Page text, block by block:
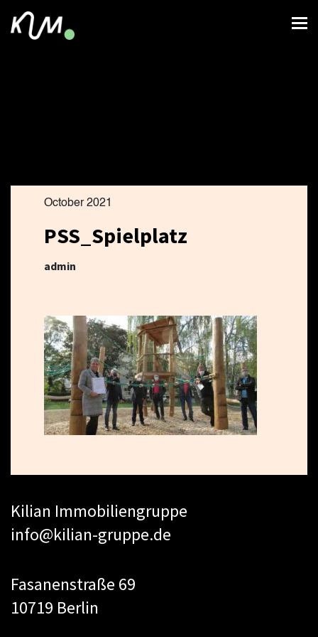
October 2021
PSS_Spielplatz
admin
Kilian Immobiliengruppe
info@kilian-gruppe.de
Fasanenstraße 69
10719 Berlin